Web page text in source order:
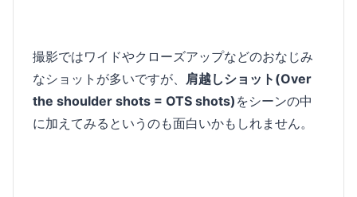
撮影ではワイドやクローズアップなどのおなじみ
なショットが多いですが、 肩越しショット(Over
the shoulder shots = OTS shots) をシーンの中
に加えてみるというのも面白いかもしれません。